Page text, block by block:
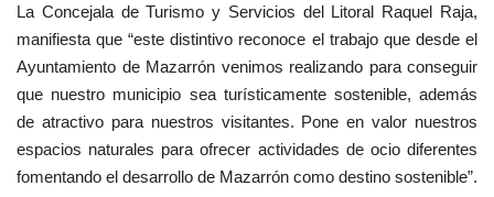
La Concejala de Turismo y Servicios del Litoral Raquel Raja,
manifiesta que “este distintivo reconoce el trabajo que desde el
Ayuntamiento de Mazarrón venimos realizando para conseguir
que nuestro municipio sea turísticamente sostenible, además
de atractivo para nuestros visitantes. Pone en valor nuestros
espacios naturales para ofrecer actividades de ocio diferentes
fomentando el desarrollo de Mazarrón como destino sostenible”.